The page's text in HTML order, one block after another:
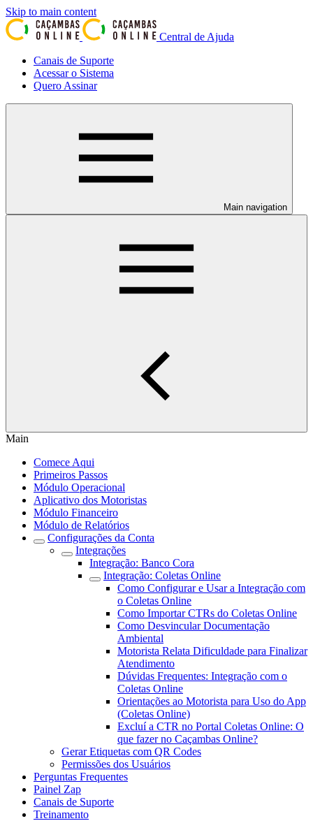
Skip to main content
Central de Ajuda
Canais de Suporte
Acessar o Sistema
Quero Assinar
Main navigation
Main
Comece Aqui
Primeiros Passos
Módulo Operacional
Aplicativo dos Motoristas
Módulo Financeiro
Módulo de Relatórios
Configurações da Conta
Integrações
Integração: Banco Cora
Integração: Coletas Online
Como Configurar e Usar a Integração com
o Coletas Online
Como Importar CTRs do Coletas Online
Como Desvincular Documentação
Ambiental
Motorista Relata Dificuldade para Finalizar
Atendimento
Dúvidas Frequentes: Integração com o
Coletas Online
Orientações ao Motorista para Uso do App
(Coletas Online)
Excluí a CTR no Portal Coletas Online: O
que fazer no Caçambas Online?
Gerar Etiquetas com QR Codes
Permissões dos Usuários
Perguntas Frequentes
Painel Zap
Canais de Suporte
Treinamento